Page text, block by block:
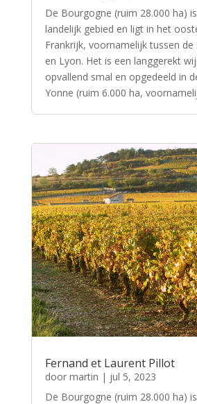
De Bourgogne (ruim 28.000 ha)
landelijk gebied en ligt in het
Frankrijk, voornamelijk tussen
en Lyon. Het is een langgerekt
opvallend smal en opgedeeld in
Yonne (ruim 6.000 ha,
Fernand et Laurent Pillot
door martin | jul 5, 2023
De Bourgogne (ruim 28.000 ha)